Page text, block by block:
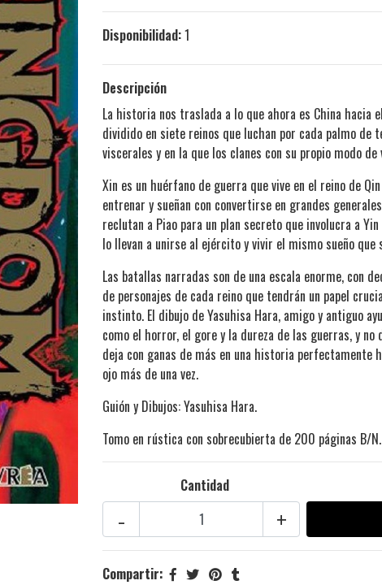
Disponibilidad:1
Descripción
La historia nos traslada a lo que ahora es China hacia
dividido en siete reinos que luchan por cada palmo
viscerales y en la que los clanes con su propio modo
Xin es un huérfano de guerra que vive en el reino de
entrenar y sueñan con convertirse en grandes
reclutan a Piao para un plan secreto que involucra a
lo llevan a unirse al ejército y vivir el mismo sueño
Las batallas narradas son de una escala enorme, con
de personajes de cada reino que tendrán un papel
instinto. El dibujo de Yasuhisa Hara, amigo y antiguo
como el horror, el gore y la dureza de las guerras, y
deja con ganas de más en una historia perfectamente
ojo más de una vez.
Guión y Dibujos: Yasuhisa Hara.
Tomo en rústica con sobrecubierta de 200 páginas B/N.
Cantidad
+
-
Compartir: